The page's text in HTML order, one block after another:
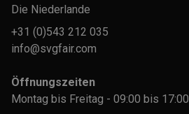
Die Niederlande
+31 (0)543 212 035
info@svgfair.com
Öffnungszeiten
Montag bis Freitag - 09:00 bis 17:00